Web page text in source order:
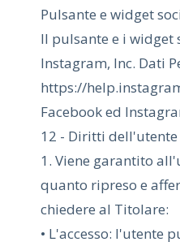
Pulsante e widget
Il pulsante e i widget
Instagram, Inc. Dati
https://
Facebook ed
12 - Diritti dell'utente
1. Viene garantito
quanto ripreso e
chiedere al Titolare:
• L'accesso: l'utente